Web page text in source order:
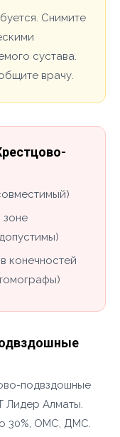
Снимите
сустава.
врачу.
зоне
конечностей
подвздошные
Лидер Алматы.
30%, ОМС, ДМС.